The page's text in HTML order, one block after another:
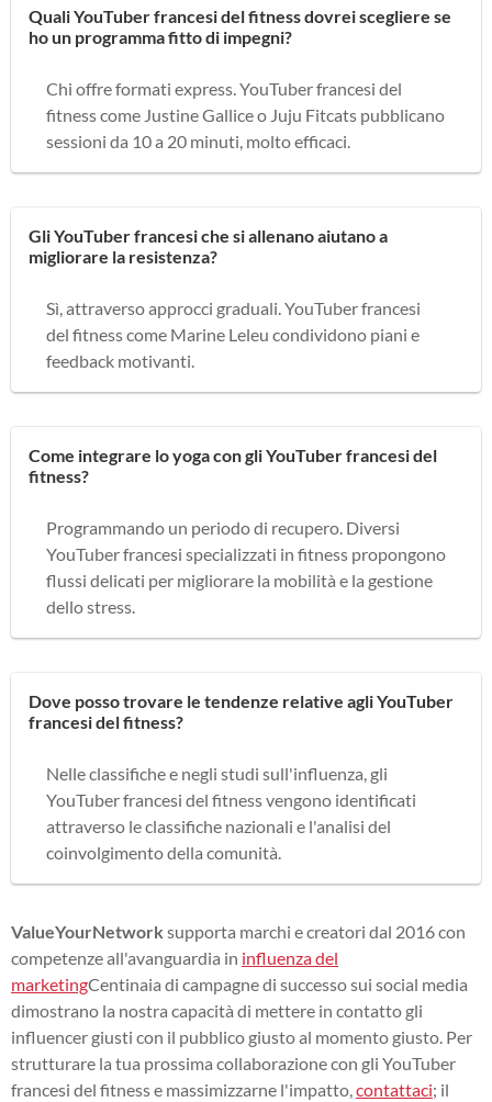
Quali YouTuber francesi del fitness dovrei scegliere se
ho un programma fitto di impegni?
Chi offre formati express. YouTuber francesi del
fitness come Justine Gallice o Juju Fitcats pubblicano
sessioni da 10 a 20 minuti, molto efficaci.
Gli YouTuber francesi che si allenano aiutano a
migliorare la resistenza?
Sì, attraverso approcci graduali. YouTuber francesi
del fitness come Marine Leleu condividono piani e
feedback motivanti.
Come integrare lo yoga con gli YouTuber francesi del
fitness?
Programmando un periodo di recupero. Diversi
YouTuber francesi specializzati in fitness propongono
flussi delicati per migliorare la mobilità e la gestione
dello stress.
Dove posso trovare le tendenze relative agli YouTuber
francesi del fitness?
Nelle classifiche e negli studi sull'influenza, gli
YouTuber francesi del fitness vengono identificati
attraverso le classifiche nazionali e l'analisi del
coinvolgimento della comunità.
ValueYourNetwork supporta marchi e creatori dal 2016 con
competenze all'avanguardia in influenza del
marketingCentinaia di campagne di successo sui social media
dimostrano la nostra capacità di mettere in contatto gli
influencer giusti con il pubblico giusto al momento giusto. Per
strutturare la tua prossima collaborazione con gli YouTuber
francesi del fitness e massimizzarne l'impatto,contattaci; il